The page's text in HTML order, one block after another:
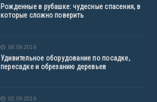
Рожденные в рубашке: чудесные спасения, в
которые сложно поверить
08.09.2016
Удивительное оборудование по посадке,
пересадке и обрезанию деревьев
02.09.2016